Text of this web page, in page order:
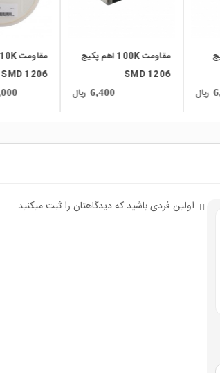
مقاومت 100K اهم پکیج
6,400
مقاومت 10K اهم پکیج
22,300,000
عددی
اولین فردی باشید که دیدگاهتان را ثبت میکنید